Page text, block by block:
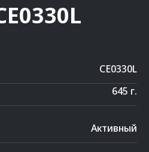
CE0330L
645 г.
Активный